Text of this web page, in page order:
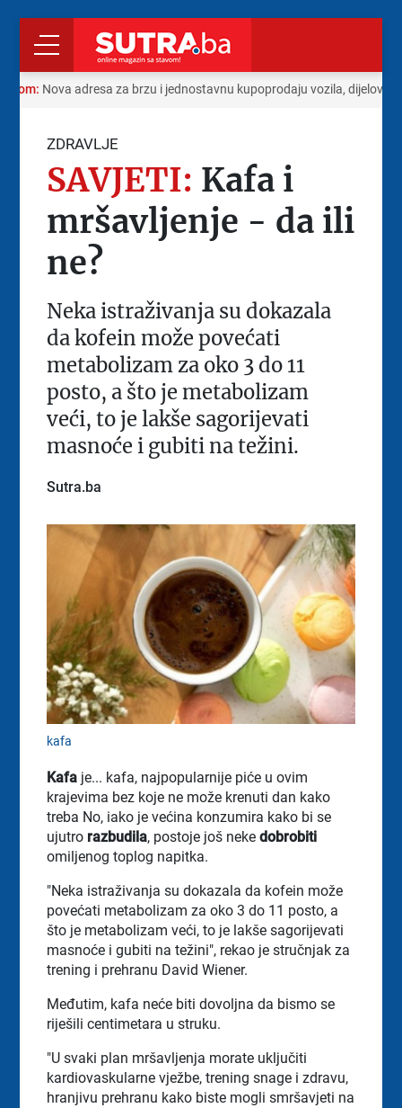
Nova adresa za brzu i jednostavnu kupoprodaju vozila, dijelova i
ZDRAVLJE
SAVJETI: Kafa i
mršavljenje - da ili
ne?
Neka istraživanja su dokazala
da kofein može povećati
metabolizam za oko 3 do 11
posto, a što je metabolizam
veći, to je lakše sagorijevati
masnoće i gubiti na težini.
Sutra.ba
kafa
Kafa je... kafa, najpopularnije piće u ovim
krajevima bez koje ne može krenuti dan kako
treba No, iako je većina konzumira kako bi se
ujutro razbudila, postoje još nekedobrobiti
omiljenog toplog napitka.
"Neka istraživanja su dokazala da kofein može
povećati metabolizam za oko 3 do 11 posto, a
što je metabolizam veći, to je lakše sagorijevati
masnoće i gubiti na težini", rekao je stručnjak za
trening i prehranu David Wiener.
Međutim, kafa neće biti dovoljna da bismo se
riješili centimetara u struku.
"U svaki plan mršavljenja morate uključiti
kardiovaskularne vježbe, trening snage i zdravu,
hranjivu prehranu kako biste mogli smršavjeti na